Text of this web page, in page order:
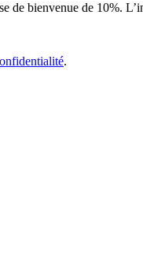
de bienvenue de 10%.
.